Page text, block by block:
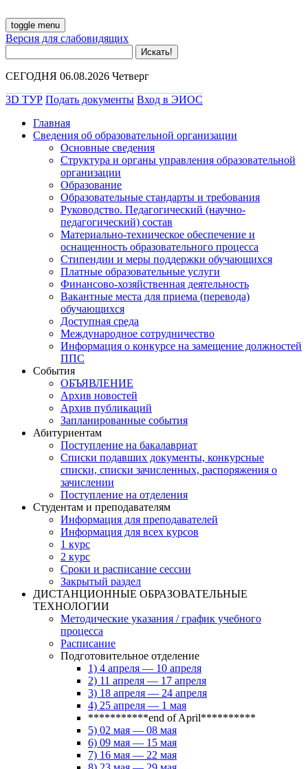
toggle menu
Версия для слабовидящих
СЕГОДНЯ 06.08.2026 Четверг
3D ТУР Подать документы Вход в ЭИОС
Главная
Сведения об образовательной организации
Основные сведения
Структура и органы управления образовательной
организации
Образование
Образовательные стандарты и требования
Руководство. Педагогический (научно-
педагогический) состав
Материально-техническое обеспечение и
оснащенность образовательного процесса
Стипендии и меры поддержки обучающихся
Платные образовательные услуги
Финансово-хозяйственная деятельность
Вакантные места для приема (перевода)
обучающихся
Доступная среда
Международное сотрудничество
Информация о конкурсе на замещение должностей
ППС
События
ОБЪЯВЛЕНИЕ
Архив новостей
Архив публикаций
Запланированные события
Абитуриентам
Поступление на бакалавриат
Списки подавших документы, конкурсные
списки, списки зачисленных, распоряжения о
зачислении
Поступление на отделения
Студентам и преподавателям
Информация для преподавателей
Информация для всех курсов
1 курс
2 курс
Сроки и расписание сессии
Закрытый раздел
ДИСТАНЦИОННЫЕ ОБРАЗОВАТЕЛЬНЫЕ
ТЕХНОЛОГИИ
Методические указания / график учебного
процесса
Расписание
Подготовительное отделение
1) 4 апреля — 10 апреля
2) 11 апреля — 17 апреля
3) 18 апреля — 24 апреля
4) 25 апреля — 1 мая
***********end of April**********
5) 02 мая — 08 мая
6) 09 мая — 15 мая
7) 16 мая — 22 мая